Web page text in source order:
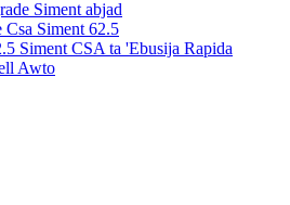
Siment abjad
Siment 62.5
Siment CSA ta 'Ebusija Rapida
Awto